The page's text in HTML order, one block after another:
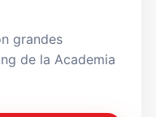
grandes
de la Academia